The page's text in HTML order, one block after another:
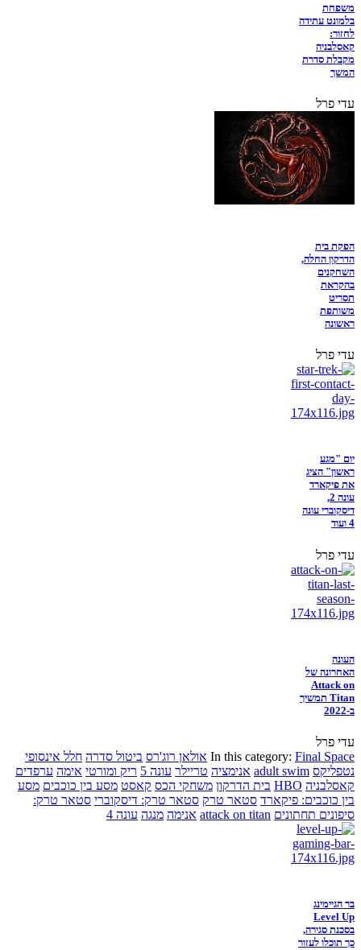
משפחת
בלמונט עתידה
לחזור:
קאסלבניה
מקבלת סדרת
המשך
עדי פרל
הפקת בית
הדרקון החלה,
השחקנים
בהקראת
תסריט
משותפת
ראשונה
עדי פרל
יום "מגע
ראשון" הציג
את פיקארד
עונה 2,
דיסקוברי עונה
4 ועוד
עדי פרל
העונה
האחרונה של
Attack on
Titan תמשיך
ב-2022
עדי פרל
In this category: Final Space אולאן רוג'רס ביטול סדרה חלל אינסופי
נטפליקס adult swim אנימציה טריילר עונה 5 ריק ומורטי אימה ערפדים
קאסלבניה HBO בית הדרקון משחקי הכס קאסט מסע בין כוכבים מסע
בין כוכבים: פיקארד סטאר טרק סטאר טרק: דיסקוברי סטאר טרק:
סיפונים תחתונים attack on titan אנימה מנגה עונה 4
בר הגיימינג
Level Up
בסכנת סגירה,
כך תוכלו לעזור